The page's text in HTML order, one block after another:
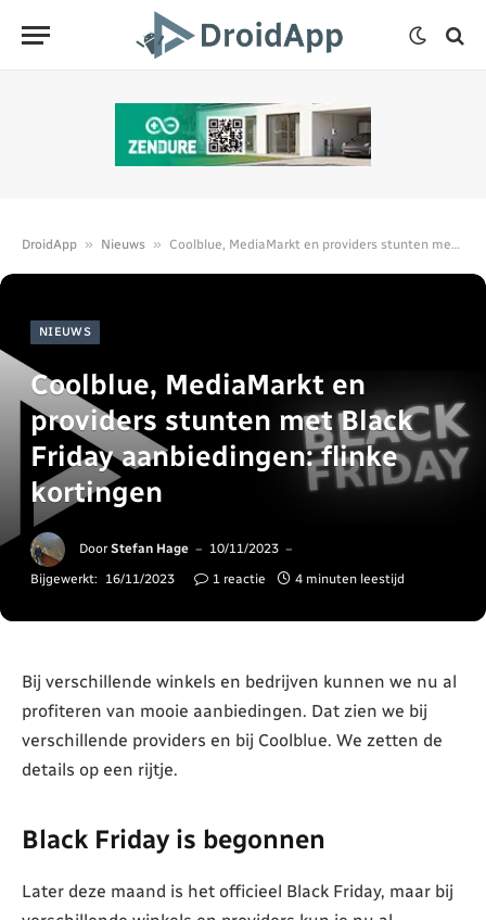
DroidApp » Nieuws » Coolblue, MediaMarkt en providers stunten met Black Friday aanbiedingen: flinke kortingen
NIEUWS
Coolblue, MediaMarkt en
providers stunten met Black
Friday aanbiedingen: flinke
kortingen
Door Stefan Hage
10/11/2023
Bijgewerkt:
16/11/2023 1 reactie 4 minuten leestijd
Bij verschillende winkels en bedrijven kunnen we nu al
profiteren van mooie aanbiedingen. Dat zien we bij
verschillende providers en bij Coolblue. We zetten de
details op een rijtje.
Black Friday is begonnen
Later deze maand is het officieel Black Friday, maar bij